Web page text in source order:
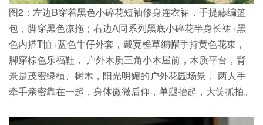
图2：左边B穿着黑色小碎花短袖修身连衣裙，手提藤编篮
包，脚穿黑色凉拖；右边A同系列黑底小碎花半身长裙+黑
色内搭T恤+蓝色牛仔外套，戴宽檐草编帽手持黄色花束，
脚穿棕色乐福鞋， 户外木质三角小木屋前，木质平台，背
景是茂密绿植、树木，阳光明媚的户外花园场景， 两人手
牵手亲密靠在一起，身体微微后仰，单腿抬起，大笑抓拍。